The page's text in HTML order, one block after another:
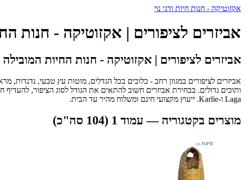
אקזוטיקה - חנות חיות ודגי נוי
אביזרים לציפורים | אקזוטיקה - חנות
אביזרים לציפורים | אקזוטיקה - חנות החיות
אביזרים לציפורים במגוון רחב - כלובים בכל הגדלים, מוטות עץ טבעי, נדנדות,
Laga ו-Karlie. ייעוץ מקצועי חינם ומשלוח מהיר עד הבית.
מוצרים בקטגוריה — עמוד 1 (104 סה"כ)